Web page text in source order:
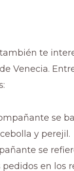
te
Venecia.
se
y perejil.
se
en los